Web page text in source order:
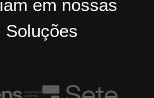
em nossas
Soluções